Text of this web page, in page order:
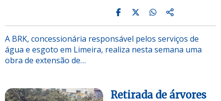
A BRK, concessionária responsável pelos serviços de
água e esgoto em Limeira, realiza nesta semana uma
obra de extensão de…
Retirada de árvores